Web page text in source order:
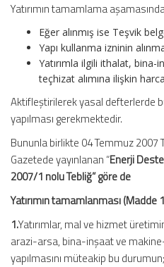
Yatırımın tamamlama
Eğer alınmış ise Teşvik
Yapı kullanma izninin
Yatırımla ilgili ithalat, bina-
teçhizat alımına ilişkin
Aktifleştirilerek yasal defterlerde
yapılması gerekmektedir.
Bununla birlikte 04 Temmuz 2007
Gazetede yayınlanan “Enerji
2007/1 nolu Tebliğ” göre de
Yatırımın tamamlanması (Madde
1.Yatırımlar, mal ve hizmet
arazi-arsa, bina-inşaat ve
yapılmasını müteakip bu durumun;